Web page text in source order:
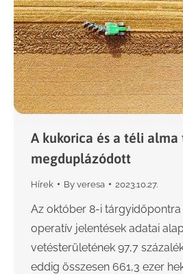
A kukorica és a téli
megduplázódott
Hírek By veresa 2023.10.27.
Az október 8-i
operatív jelentések adatai
vetésterületének 97,7
eddig összesen 661,3 ezer